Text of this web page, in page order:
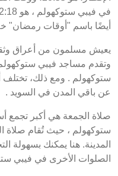
أيضًا باسم "أوقات رمضان"
يعيش مسلمون من أعراق
وتقدم مساجد فيبي
ستوكهولم . ومع ذلك، تختلف
عن باقي المدن في السويد .
صلاة الجمعة هي أكبر تجمع
ستوكهولم ، حيث تُقام صلاة
المدينة. هنا يمكنك بسهولة
الصلوات الأخرى في فيبي